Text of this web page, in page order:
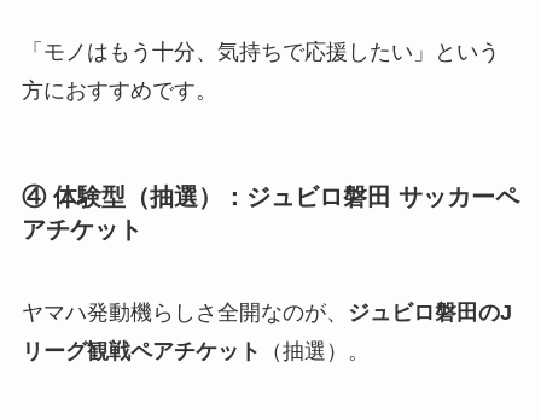
「モノはもう十分、気持ちで応援したい」という
方におすすめです。
④ 体験型（抽選）：ジュビロ磐田 サッカーペ
アチケット
ヤマハ発動機らしさ全開なのが、
ジュビロ磐田のJ
リーグ観戦ペアチケット
（抽選）。